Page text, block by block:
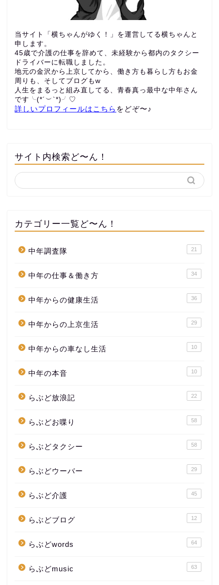
当サイト「横ちゃんがゆく！」を運営してる横ちゃんと
申します。
45歳で介護の仕事を辞めて、未経験から都内のタクシー
ドライバーに転職しました。
地元の金沢から上京してから、働き方も暮らし方もお金
周りも、 そしてブログもw
人生をまるっと組み直してる、青春真っ最中な中年さん
です╰(*´︶`*)╯♡
詳しいプロフィールはこちら をどぞ〜♪
サイト内検索ど〜ん！
カテゴリー一覧ど〜ん！
中年調査隊 21
中年の仕事＆働き方 34
中年からの健康生活 36
中年からの上京生活 29
中年からの車なし生活 10
中年の本音 10
らぶど放浪記 22
らぶどお喋り 58
らぶどタクシー 58
らぶどウーバー 29
らぶど介護 45
らぶどブログ 12
らぶどwords 64
らぶどmusic 63